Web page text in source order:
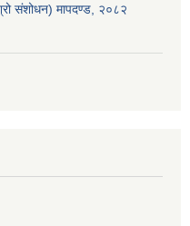
संशोधन) मापदण्ड, २०८२